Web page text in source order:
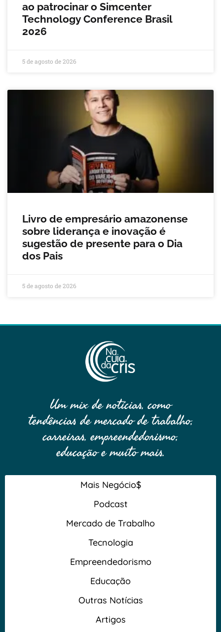
ao patrocinar o Simcenter
Technology Conference Brasil
2026
5 de agosto de 2026
Livro de empresário amazonense
sobre liderança e inovação é
sugestão de presente para o Dia
dos Pais
5 de agosto de 2026
Um mix de notícias, como
tendências de mercado de trabalho,
carreiras, empreendedorismo,
educação e muito mais.
Mais Negócio$
Podcast
Mercado de Trabalho
Tecnologia
Empreendedorismo
Educação
Outras Notícias
Artigos